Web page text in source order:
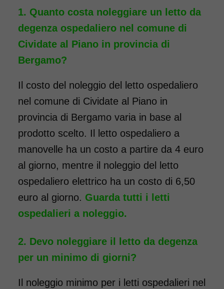
contenimento con materasso
antidecubito e vassoio da letto
con ruote. Il noleggio minimo
è di 7 giorni a 116 euro.
da 116,00€
SCHEDA COMPLETA
Quanto costa noleggiare un letto da
degenza ospedaliero nel comune di
Cividate al Piano in provincia di
Bergamo?
Il costo del noleggio del letto ospedaliero
nel comune di Cividate al Piano in
provincia di Bergamo varia in base al
prodotto scelto. Il letto ospedaliero a
manovelle ha un costo a partire da 4 euro
al giorno, mentre il noleggio del letto
ospedaliero elettrico ha un costo di 6,50
euro al giorno. Guarda tutti i letti
ospedalieri a noleggio.
Devo noleggiare il letto da degenza
per un minimo di giorni?
Il noleggio minimo per i letti ospedalieri nel